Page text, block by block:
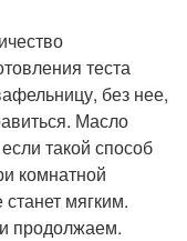
теста
без нее,
Масло
такой способ
комнатной
мягким.
продолжаем.